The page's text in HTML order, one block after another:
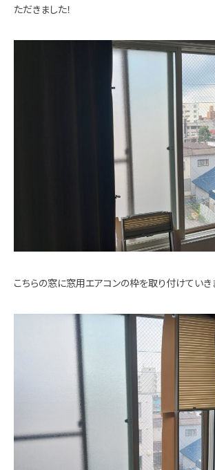
ただきました！
こちらの窓に窓用エアコンの枠を取り付けていき